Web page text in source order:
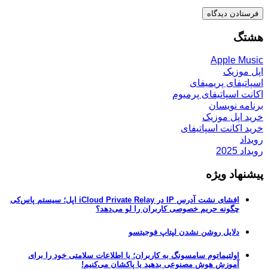
هشتگ
Apple Music
اپل موزیک
اسپاتیفای پریمیفای
اکانت اسپاتیفای پرمیوم
برنامه نویسان
خرید اپل موزیک
خرید اکانت اسپاتیفای
رویداد
رویداد 2025
پیشنهاد ویژه
افشای نشت آدرس IP در iCloud Private Relay اپل؛ سیستم پاس‌کی
چگونه حریم خصوصی کاربران را لو می‌دهد؟
دلایل روشن نشدن لپتاپ فوجیتسو
اولتیماتوم سامسونگ به کاربران؛ یا اطلاعات سلامتی خود را برای
آموزش هوش مصنوعی بدهید یا پاکشان می‌کنیم!